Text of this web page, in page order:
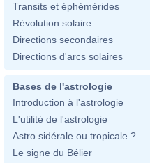
Transits et éphémérides
Révolution solaire
Directions secondaires
Directions d'arcs solaires
Bases de l'astrologie
Introduction à l'astrologie
L'utilité de l'astrologie
Astro sidérale ou tropicale ?
Le signe du Bélier